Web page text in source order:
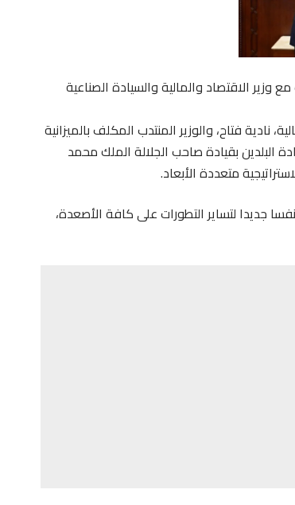
25 أبريل في الرباط، مباحثات مع وزير الاقتصاد والمالية والسيادة الصناعية
نادية فتاح، والوزير المنتدب المكلف بالميزانية
البلدين بقيادة صاحب الجلالة الملك محمد
متعددة الأبعاد.
جديدا لتساير التطورات على كافة الأصعدة،